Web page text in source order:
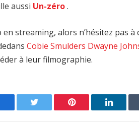
aussi Un-zéro.
streaming, alors n’hésitez pas
Cobie Smulders Dwayne
à leur filmographie.
Twitter Pinterest